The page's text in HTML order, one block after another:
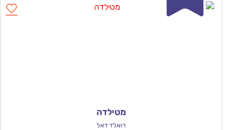
מטילדה
רואלד דאל